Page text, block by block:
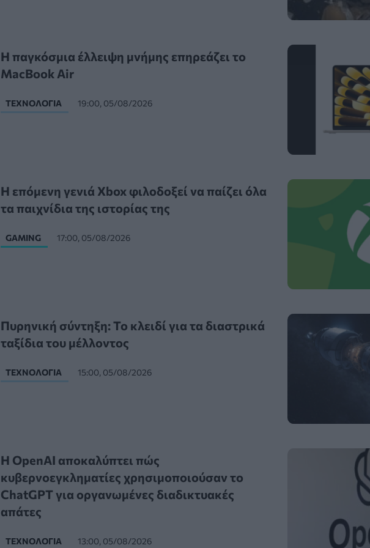
Η παγκόσμια έλλειψη μνήμης επηρεάζει το
MacBook Air
ΤΕΧΝΟΛΟΓΊΑ 19:00, 05/08/2026
Η επόμενη γενιά Xbox φιλοδοξεί να παίζει όλα
τα παιχνίδια της ιστορίας της
GAMING 17:00, 05/08/2026
Πυρηνική σύντηξη: Το κλειδί για τα διαστρικά
ταξίδια του μέλλοντος
ΤΕΧΝΟΛΟΓΊΑ 15:00, 05/08/2026
Η OpenAI αποκαλύπτει πώς
κυβερνοεγκληματίες χρησιμοποιούσαν το
ChatGPT για οργανωμένες διαδικτυακές
απάτες
ΤΕΧΝΟΛΟΓΊΑ 13:00, 05/08/2026